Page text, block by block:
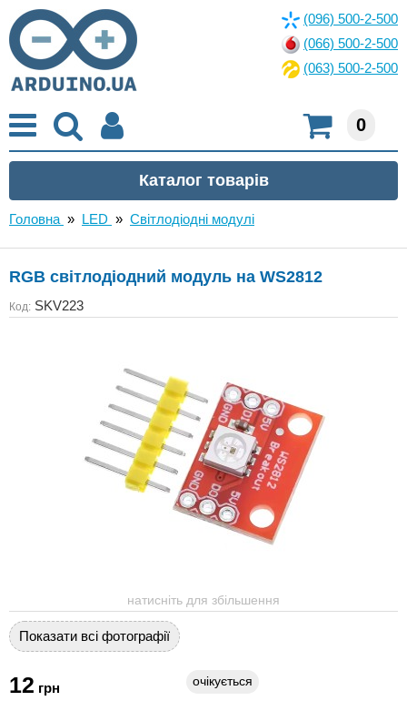
(096) 500-2-500
(066) 500-2-500
(063) 500-2-500
0
Головна » LED » Світлодіодні модулі
RGB світлодіодний модуль на WS2812
Код: SKV223
натисніть для збільшення
Показати всі фотографії
12 грн очікується